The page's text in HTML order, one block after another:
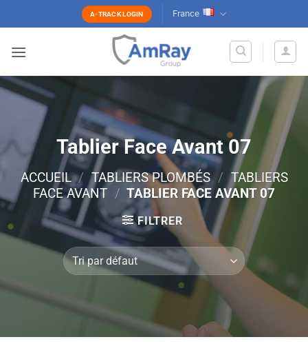
au
A-TRACK LOGIN France
Tablier Face Avant 07
ACCUEIL / TABLIERS PLOMBÉS / TABLIERS
FACE AVANT / TABLIER FACE AVANT 07
FILTRER